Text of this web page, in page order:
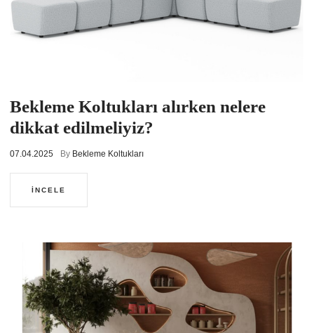
Bekleme Koltukları alırken nelere
dikkat edilmeliyiz?
07.04.2025 By Bekleme Koltukları
İNCELE